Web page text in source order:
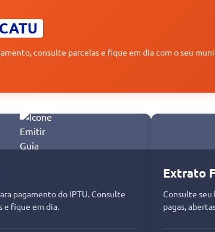
consulte parcelas e fique em dia com o seu
pagamento do IPTU. Consulte
e fique em dia.
Extrato
Consulte
pagas,